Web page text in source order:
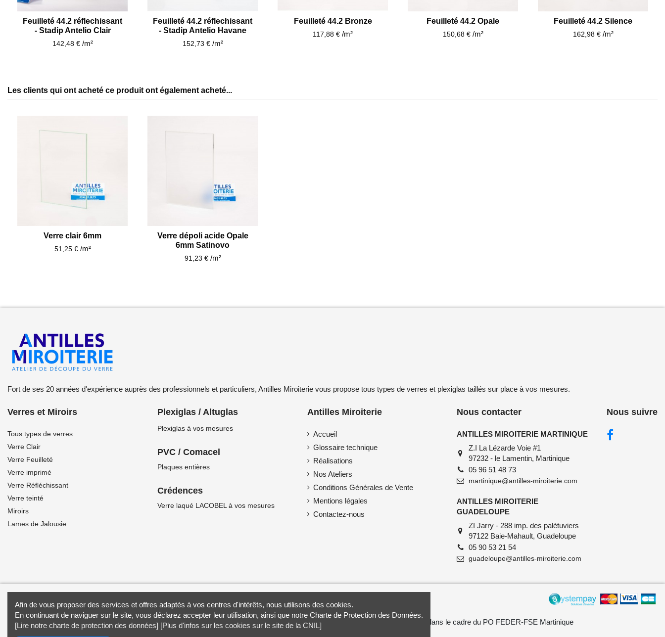
Feuilleté 44.2 réflechissant
- Stadip Antelio Clair
142,48 € /m²
Feuilleté 44.2 réflechissant
- Stadip Antelio Havane
152,73 € /m²
Feuilleté 44.2 Bronze
117,88 € /m²
Feuilleté 44.2 Opale
150,68 € /m²
Feuilleté 44.2 Silence
162,98 € /m²
Les clients qui ont acheté ce produit ont également acheté...
Verre clair 6mm
51,25 € /m²
Verre dépoli acide Opale
6mm Satinovo
91,23 € /m²
Fort de ses 20 années d'expérience auprès des professionnels et particuliers, Antilles Miroiterie vous propose tous types de verres et plexiglas taillés sur place à vos mesures.
Verres et Miroirs
Tous types de verres
Verre Clair
Verre Feuilleté
Verre imprimé
Verre Réfléchissant
Verre teinté
Miroirs
Lames de Jalousie
Plexiglas / Altuglas
Plexiglas à vos mesures
PVC / Comacel
Plaques entières
Crédences
Verre laqué LACOBEL à vos mesures
Antilles Miroiterie
Accueil
Glossaire technique
Réalisations
Nos Ateliers
Conditions Générales de Vente
Mentions légales
Contactez-nous
Nous contacter
ANTILLES MIROITERIE MARTINIQUE
Z.I La Lézarde Voie #1
97232 - le Lamentin, Martinique
05 96 51 48 73
martinique@antilles-miroiterie.com
ANTILLES MIROITERIE
GUADELOUPE
ZI Jarry - 288 imp. des palétuviers
97122 Baie-Mahault, Guadeloupe
05 90 53 21 54
guadeloupe@antilles-miroiterie.com
Nous suivre
Ce projet est cofinancé par le Fonds Européen de Développement Régional & le Fonds Social Européen dans le cadre du PO FEDER-FSE Martinique
Afin de vous proposer des services et offres adaptés à vos centres d'intérêts, nous utilisons des cookies.
En continuant de naviguer sur le site, vous déclarez accepter leur utilisation, ainsi que notre Charte de Protection des Données.
[Lire notre charte de protection des données] [Plus d'infos sur les cookies sur le site de la CNIL]